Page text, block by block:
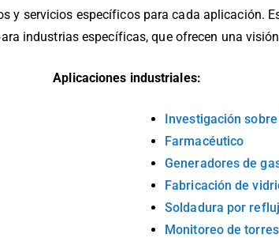
y servicios específicos para cada aplicación.
industrias específicas, que ofrecen una
Aplicaciones industriales:
Investigación
Farmacéutico
Generadores de
Fabricación de
Soldadura por
Monitoreo de